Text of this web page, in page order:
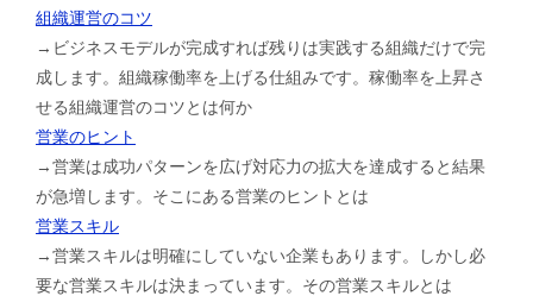
組織運営のコツ
→ビジネスモデルが完成すれば残りは実践する組織だけで完
成します。組織稼働率を上げる仕組みです。稼働率を上昇さ
せる組織運営のコツとは何か
営業のヒント
→営業は成功パターンを広げ対応力の拡大を達成すると結果
が急増します。そこにある営業のヒントとは
営業スキル
→営業スキルは明確にしていない企業もあります。しかし必
要な営業スキルは決まっています。その営業スキルとは